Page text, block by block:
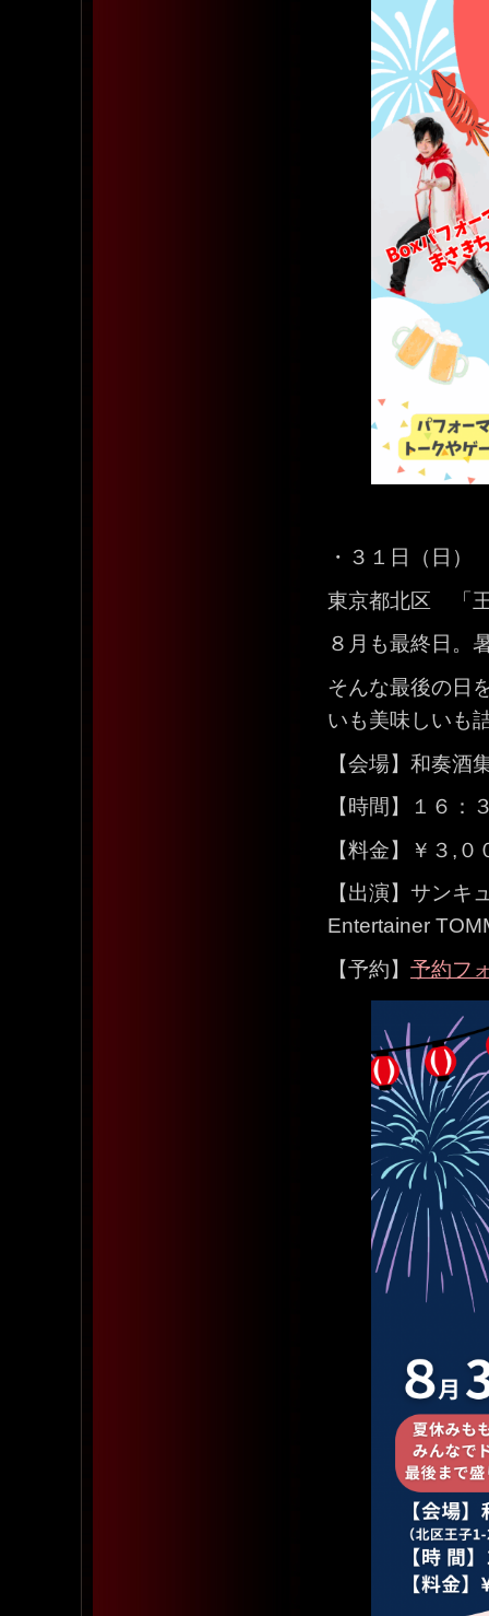
・３１日（日）
東京都北区 「
８月も最終日。
そんな最後の日
いも美味しいも
【会場】和奏酒
【時間】１６：
【料金】￥３,
【出演】サンキ
Entertainer
【予約】 予約フ